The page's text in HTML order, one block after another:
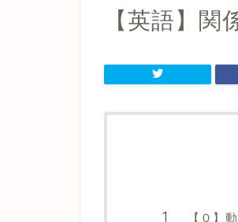
【英語】関
【０】